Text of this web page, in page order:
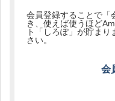
会員登録することで「
き、使えば使うほど
ト「しろぽ」が貯ま
さい。
会